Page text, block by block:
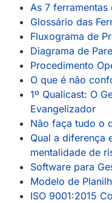
As 7 ferramentas
Glossário das
Fluxograma de
Diagrama de
Procedimento
O que é não
1º Qualicast: O
Evangelizador
Não faça tudo o
Qual a diferença
mentalidade de
Software para
Modelo de
ISO 9001:2015